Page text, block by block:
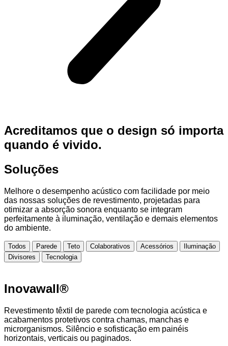
Acreditamos que o design só importa
quando é vivido.
Soluções
Melhore o desempenho acústico com facilidade por meio
das nossas soluções de revestimento, projetadas para
otimizar a absorção sonora enquanto se integram
perfeitamente à iluminação, ventilação e demais elementos
do ambiente.
Todos Parede Teto Colaborativos Acessórios
Iluminação
Divisores
Tecnologia
Inovawall®
Revestimento têxtil de parede com tecnologia acústica e
acabamentos protetivos contra chamas, manchas e
microrganismos. Silêncio e sofisticação em painéis
horizontais, verticais ou paginados.